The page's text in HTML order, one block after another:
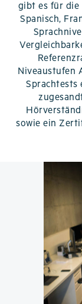
gibt es für die
Spanisch,
Niveaustufen
Sprachtests
sowie ein